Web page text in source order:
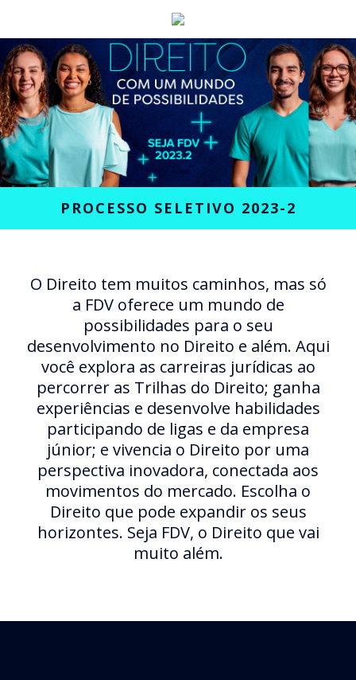
PROCESSO SELETIVO 2023-2
O Direito tem muitos caminhos, mas só
a FDV oferece um mundo de
possibilidades para o seu
desenvolvimento no Direito e além. Aqui
você explora as carreiras jurídicas ao
percorrer as Trilhas do Direito; ganha
experiências e desenvolve habilidades
participando de ligas e da empresa
júnior; e vivencia o Direito por uma
perspectiva inovadora, conectada aos
movimentos do mercado. Escolha o
Direito que pode expandir os seus
horizontes. Seja FDV, o Direito que vai
muito além.